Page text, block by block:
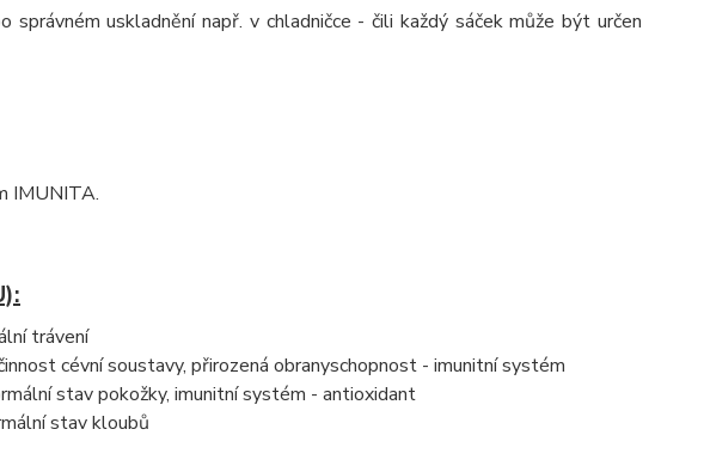
uskladnění např. v chladničce - čili každý sáček může být určen
IMUNITA.
trávení
cévní soustavy, přirozená obranyschopnost - imunitní systém
stav pokožky, imunitní systém - antioxidant
stav kloubů